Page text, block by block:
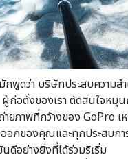
กพูดว่า บริษัทประสบความส
ก่อตั้งของเรา ตัดสินใจหมุ
ยภาพที่กว้างของ GoPro เ
อกของคุณและทุกประสบ
ดีอย่างยิ่งที่ได้ร่วมริเริ่ม